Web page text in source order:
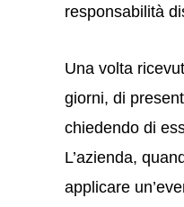
responsabilità
Una volta
giorni, di
chiedendo di
L’azienda,
applicare